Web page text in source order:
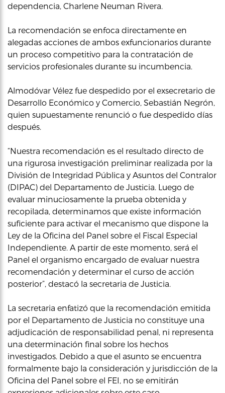
dependencia, Charlene Neuman Rivera.
La recomendación se enfoca directamente en
alegadas acciones de ambos exfuncionarios durante
un proceso competitivo para la contratación de
servicios profesionales durante su incumbencia.
Almodóvar Vélez fue despedido por el exsecretario de
Desarrollo Económico y Comercio, Sebastián Negrón,
quien supuestamente renunció o fue despedido días
después.
“Nuestra recomendación es el resultado directo de
una rigurosa investigación preliminar realizada por la
División de Integridad Pública y Asuntos del Contralor
(DIPAC) del Departamento de Justicia. Luego de
evaluar minuciosamente la prueba obtenida y
recopilada, determinamos que existe información
suficiente para activar el mecanismo que dispone la
Ley de la Oficina del Panel sobre el Fiscal Especial
Independiente. A partir de este momento, será el
Panel el organismo encargado de evaluar nuestra
recomendación y determinar el curso de acción
posterior”, destacó la secretaria de Justicia.
La secretaria enfatizó que la recomendación emitida
por el Departamento de Justicia no constituye una
adjudicación de responsabilidad penal, ni representa
una determinación final sobre los hechos
investigados. Debido a que el asunto se encuentra
formalmente bajo la consideración y jurisdicción de la
Oficina del Panel sobre el FEI, no se emitirán